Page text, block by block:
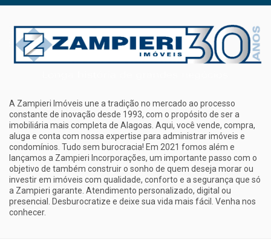
A Zampieri Imóveis une a tradição no mercado ao processo
constante de inovação desde 1993, com o propósito de ser a
imobiliária mais completa de Alagoas. Aqui, você vende, compra,
aluga e conta com nossa expertise para administrar imóveis e
condomínios. Tudo sem burocracia! Em 2021 fomos além e
lançamos a Zampieri Incorporações, um importante passo com o
objetivo de também construir o sonho de quem deseja morar ou
investir em imóveis com qualidade, conforto e a segurança que só
a Zampieri garante. Atendimento personalizado, digital ou
presencial. Desburocratize e deixe sua vida mais fácil. Venha nos
conhecer.